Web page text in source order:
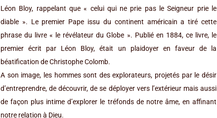
Léon Bloy, rappelant que « celui qui ne prie pas le Seigneur prie le
diable ». Le premier Pape issu du continent américain a tiré cette
phrase du livre « le révélateur du Globe ». Publié en 1884, ce livre, le
premier écrit par Léon Bloy, était un plaidoyer en faveur de la
béatification de Christophe Colomb.
A son image, les hommes sont des explorateurs, projetés par le désir
d’entreprendre, de découvrir, de se déployer vers l’extérieur mais aussi
de façon plus intime d’explorer le tréfonds de notre âme, en affinant
notre relation à Dieu.